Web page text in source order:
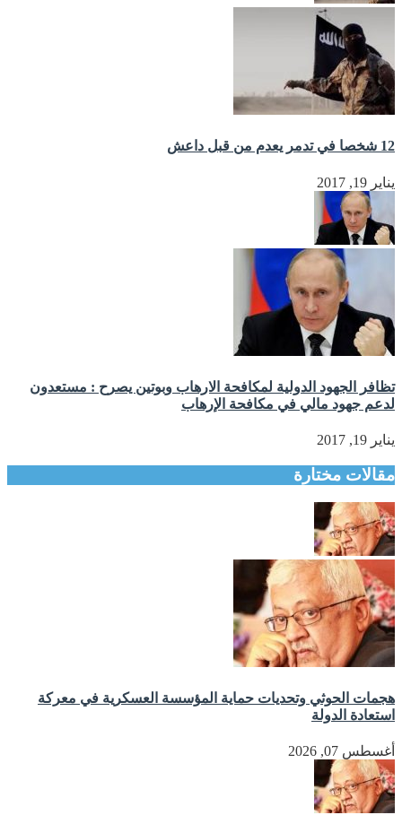
12 شخصا في تدمر يعدم من قبل داعش
يناير 19, 2017
تظافر الجهود الدولية لمكافحة الارهاب وبوتين يصرح : مستعدون
لدعم جهود مالي في مكافحة الإرهاب
يناير 19, 2017
مقالات مختارة
هجمات الحوثي وتحديات حماية المؤسسة العسكرية في معركة
استعادة الدولة
أغسطس 07, 2026